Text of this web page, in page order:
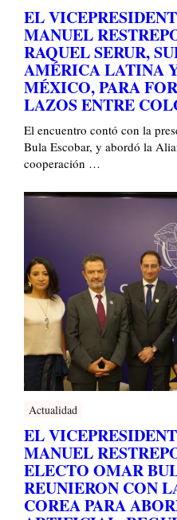
EL
MANUEL
RAQUEL SERUR,
AMÉRICA LATINA
MÉXICO, PARA
LAZOS ENTRE
El encuentro contó con la
Bula Escobar, y abordó la
cooperación …
Actualidad
EL
MANUEL
ELECTO OMAR
REUNIERON CON
COREA PARA